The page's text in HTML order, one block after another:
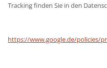
Tracking finden Sie in den
https://www.google.de/policies/